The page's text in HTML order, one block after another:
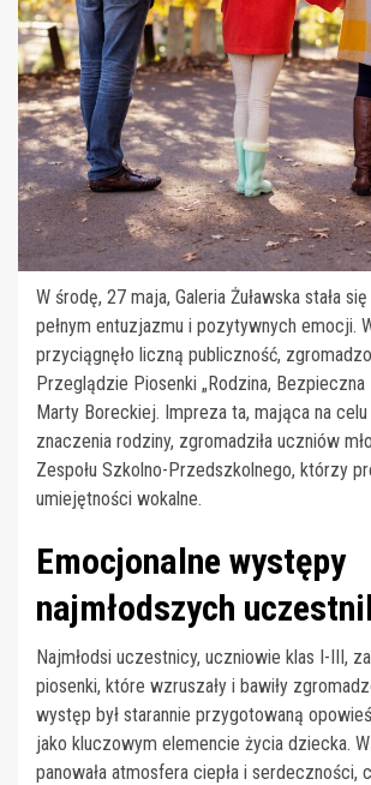
W środę, 27 maja, Galeria Żuławska stała
pełnym entuzjazmu i pozytywnych emocji.
przyciągnęło liczną publiczność,
Przeglądzie Piosenki „Rodzina, Bezpieczna
Marty Boreckiej. Impreza ta, mająca na
znaczenia rodziny, zgromadziła uczniów
Zespołu Szkolno-Przedszkolnego, którzy
umiejętności wokalne.
Emocjonalne występy
najmłodszych
Najmłodsi uczestnicy, uczniowie klas I-III,
piosenki, które wzruszały i bawiły
występ był starannie przygotowaną
jako kluczowym elemencie życia dziecka.
panowała atmosfera ciepła i serdeczności,